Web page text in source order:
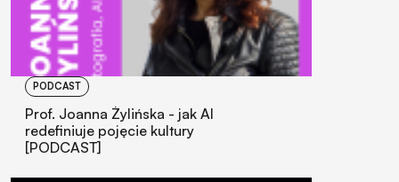
PODCAST
Prof. Joanna Żylińska - jak AI
redefiniuje pojęcie kultury
[PODCAST]